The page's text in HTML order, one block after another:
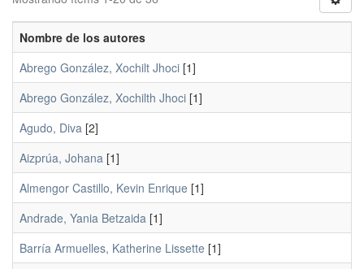
Nombre de los autores
Abrego González, Xochilt Jhoci [1]
Abrego González, Xochilth Jhoci [1]
Agudo, Diva [2]
Aizprúa, Johana [1]
Almengor Castillo, Kevin Enrique [1]
Andrade, Yania Betzaida [1]
Barría Armuelles, Katherine Lissette [1]